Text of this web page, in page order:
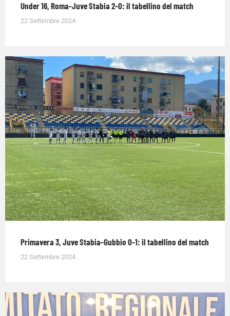
Under 16, Roma-Juve Stabia 2-0: il tabellino del match
22 Settembre 2024
Primavera 3, Juve Stabia-Gubbio 0-1: il tabellino del match
22 Settembre 2024